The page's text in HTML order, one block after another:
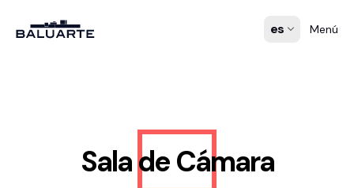
es Menú
Sala de Cámara